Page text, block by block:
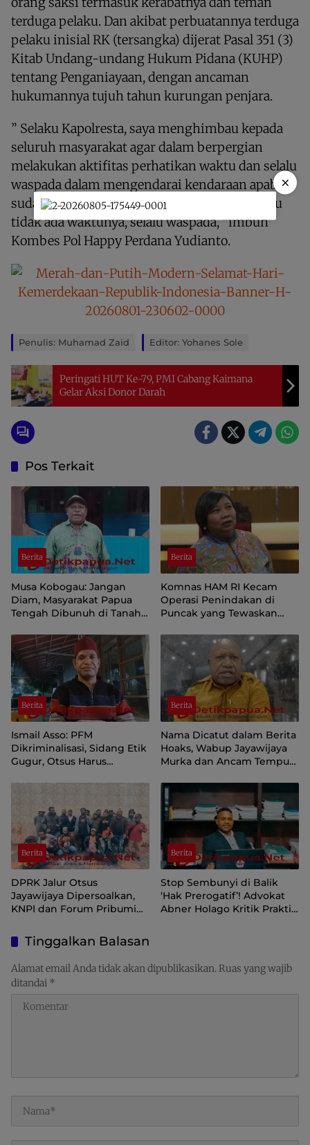
terduga pelaku. Dan akibat perbuatannya terduga
pelaku inisial RK (tersangka) dijerat Pasal 351 (3)
Kitab Undang-undang Hukum Pidana (KUHP)
tentang Penganiayaan, dengan ancaman
hukumannya tujuh tahun kurungan penjara.
” Selaku Kapolresta, saya menghimbau kepada
seluruh masyarakat agar dalam berpergian
melakukan aktifitas perhatikan waktu dan selalu
waspada dalam mengendarai kendaraan apabila
sudah larut malam, karena musibah terjadi itu
tidak ada waktunya, selalu waspada, “imbuh
Kombes Pol Happy Perdana Yudianto.
Penulis: Muhamad Zaid Editor: Yohanes Sole
Peringati HUT Ke-79, PMI Cabang Kaimana
Gelar Aksi Donor Darah
Pos Terkait
Berita
Musa Kobogau: Jangan
Diam, Masyarakat Papua
Tengah Dibunuh di Tanah
ke Presiden
Berita
Komnas HAM RI Kecam
Operasi Penindakan di
Puncak yang Tewaskan
Berita
Ismail Asso: PFM
Dikriminalisasi, Sidang Etik
Gugur, Otsus Harus
Berita
Nama Dicatut dalam Berita
Hoaks, Wabup Jayawijaya
Murka dan Ancam Tempuh
Berita
DPRK Jalur Otsus
Jayawijaya Dipersoalkan,
KNPI dan Forum Pribumi
Pelantikan
Berita
Stop Sembunyi di Balik
‘Hak Prerogatif’! Advokat
Abner Holago Kritik Praktik
Tinggalkan Balasan
Alamat email Anda tidak akan dipublikasikan.Ruas yang wajib
ditandai *
×